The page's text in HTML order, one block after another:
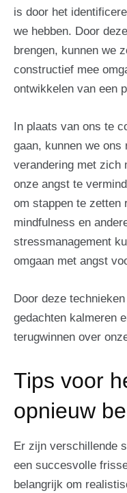
is door het
we hebben. Door
brengen, kunnen we
constructief mee
ontwikkelen van een
In plaats van ons te
gaan, kunnen we ons
verandering met zich
onze angst te
om stappen te zetten
mindfulness en
stressmanagement
omgaan met angst
Door deze
gedachten kalmeren
terugwinnen over
Tips voor
opnieuw
Er zijn verschillende
een succesvolle
belangrijk om